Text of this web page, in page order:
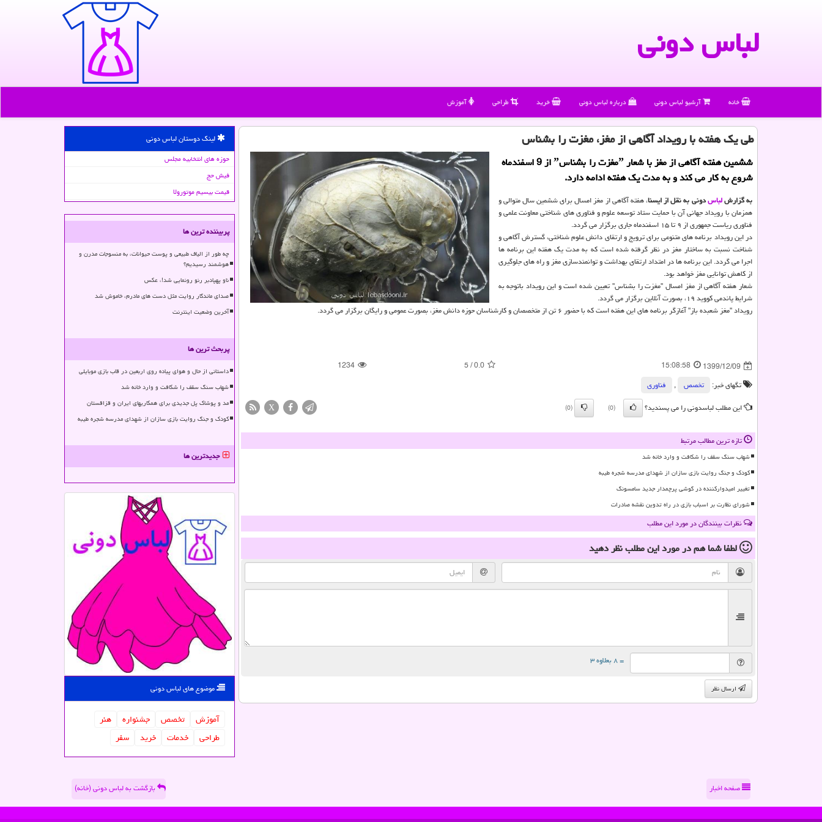
لباس دونی
خانه آرشیو لباس دونی درباره لباس دونی خرید طراحی آموزش
طی یك هفته با رویداد آگاهی از مغز، مغزت را بشناس
ششمین هفته آگاهی از مغز با شعار ˮمغزت را بشناسˮ از 9 اسفندماه
شروع به کار می کند و به مدت یک هفته ادامه دارد.
به گزارشلباسدونی به نقل از ایسنا، هفته آگاهی از مغز امسال برای ششمین سال متوالی و
همزمان با رویداد جهانی آن با حمایت ستاد توسعه علوم و فناوری های شناختی معاونت علمی و
فناوری ریاست جمهوری از ۹ تا ۱۵ اسفندماه جاری برگزار می گردد.
در این رویداد برنامه های متنوعی برای ترویج و ارتقای دانش علوم شناختی، گسترش آگاهی و
شناخت نسبت به ساختار مغز در نظر گرفته شده است که به مدت یک هفته این برنامه ها
اجرا می گردد. این برنامه ها در امتداد ارتقای بهداشت و توانمندسازی مغز و راه های جلوگیری
از کاهش توانایی مغز خواهد بود.
شعار هفته آگاهی از مغز امسال "مغزت را بشناس" تعیین شده است و این رویداد باتوجه به
شرایط پاندمی کووید ۱۹، بصورت آنلاین برگزار می گردد.
رویداد "مغز شعبده باز" آغازگر برنامه های این هفته است که با حضور ۶ تن از متخصصان و کارشناسان حوزه دانش مغز، بصورت عمومی و رایگان برگزار می گردد.
1399/12/09
15:08:58
0.0
/
5
1234
تگهای خبر:
تخصص ,
فناوری
این مطلب لباسدونی را می پسندید؟
(0)
(0)
X
تازه ترین مطالب مرتبط
شهاب سنگ سقف را شکافت و وارد خانه شد
کودک و جنگ روایت بازی سازان از شهدای مدرسه شجره طیبه
تغییر امیدوارکننده در گوشی پرچمدار جدید سامسونگ
شورای نظارت بر اسباب بازی در راه تدوین نقشه صادرات
نظرات بینندگان در مورد این مطلب
لطفا شما همدر مورد این مطلبنظر دهید
= ۸ بعلاوه ۳
ارسال نظر
لینک دوستان لباس دونی
حوزه های انتخابیه مجلس
فیش حج
قیمت بیسیم موتورولا
پربیننده ترین ها
چه طور از الیاف طبیعی و پوست حیوانات، به منسوجات مدرن و
هوشمند رسیدیم؟
ناو پهپادبر رنو رونمایی شد!، عکس
صدای ماندگار روایت مثل دست های مادرم، خاموش شد
آخرین وضعیت اینترنت
پربحث ترین ها
داستانی از حال و هوای پیاده روی اربعین در قاب بازی موبایلی
شهاب سنگ سقف را شکافت و وارد خانه شد
مد و پوشاک پل جدیدی برای همکاریهای ایران و قزاقستان
کودک و جنگ روایت بازی سازان از شهدای مدرسه شجره طیبه
جدیدترین ها
موضوع های لباس دونی
آموزش تخصص جشنواره
هنر
طراحی
خدمات خرید سفر
صفحه اخبار بازگشت به لباس دونی (خانه)